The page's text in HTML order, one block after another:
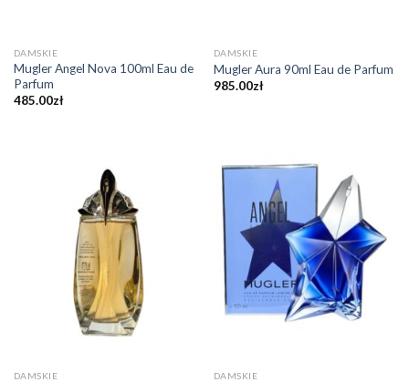
DAMSKIE
Mugler Angel Nova 100ml Eau de
Parfum
485.00zł
DAMSKIE
Mugler Aura 90ml Eau de Parfum
985.00zł
DAMSKIE DAMSKIE